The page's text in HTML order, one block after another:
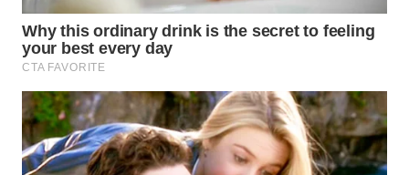
LESUNG
WN
KARO
WN
SIMALUNGUN